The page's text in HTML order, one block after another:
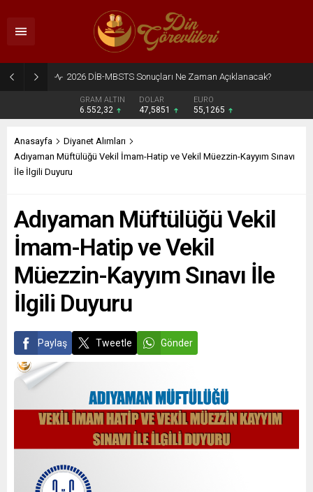
2026 DİB-MBSTS Sonuçları Ne Zaman Açıklanacak?
GRAM ALTIN
6.552,32
DOLAR
47,5851
EURO
55,1265
Anasayfa
Diyanet Alımları
Adıyaman Müftülüğü Vekil İmam-Hatip ve Vekil Müezzin-Kayyım Sınavı
İle İlgili Duyuru
Adıyaman Müftülüğü Vekil
İmam-Hatip ve Vekil
Müezzin-Kayyım Sınavı İle
İlgili Duyuru
Paylaş Tweetle Gönder